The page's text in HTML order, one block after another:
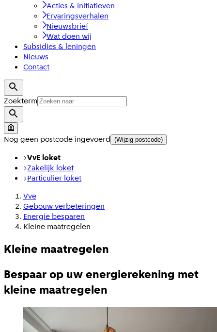
Acties & initiatieven
Ervaringsverhalen
Nieuwsbrief
Wat doen wij
Subsidies & leningen
Nieuws
Contact
Zoekterm
Nog geen postcode ingevoerd (Wijzig postcode)
VvE loket
Zakelijk loket
Particulier loket
Vve
Gebouw verbeteringen
Energie besparen
Kleine maatregelen
Kleine maatregelen
Bespaar op uw energierekening met
kleine maatregelen